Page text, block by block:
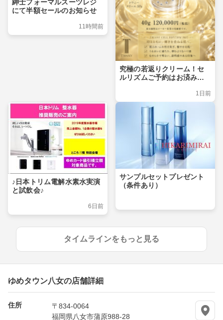
紳士フォーマルスーツレジ
にて半額セールのお知らせ
11時間前
究極の若返りクリーム！セ
ルリズムご予約はお済みで
1日前
♪日本トリム電解水素水実演
と試飲会♪
6日前
サンプルセットプレゼント
（条件あり）
タイムラインをもっと見る
ゆめタウン八女の店舗詳細
住所
〒834-0064
福岡県八女市蒲原988-28